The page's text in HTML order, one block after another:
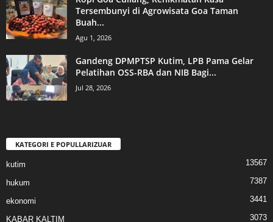
Tersembunyi di Agrowisata Goa Taman
Buah...
Agu 1, 2026
Gandeng DPMPTSP Kutim, LPB Pama Gelar
Pelatihan OSS-RBA dan NIB Bagi...
Jul 28, 2026
KATEGORI E POPULLARIZUAR
kutim 13567
hukum 7387
ekonomi 3441
KABAR KALTIM 3073